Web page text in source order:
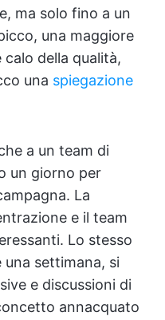
ma solo fino a un
una maggiore
della qualità,
una spiegazione
a un team di
un giorno per
La
e il team
Lo stesso
una settimana, si
e discussioni di
annacquato